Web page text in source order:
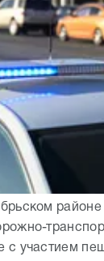
районе
с участием